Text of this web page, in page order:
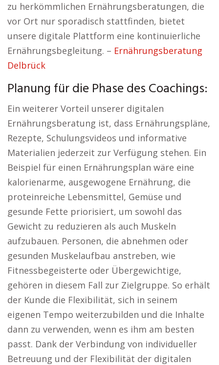
zu herkömmlichen Ernährungsberatungen, die
vor Ort nur sporadisch stattfinden, bietet
unsere digitale Plattform eine kontinuierliche
Ernährungsbegleitung. – Ernährungsberatung
Delbrück
Planung für die Phase des Coachings:
Ein weiterer Vorteil unserer digitalen
Ernährungsberatung ist, dass Ernährungspläne,
Rezepte, Schulungsvideos und informative
Materialien jederzeit zur Verfügung stehen. Ein
Beispiel für einen Ernährungsplan wäre eine
kalorienarme, ausgewogene Ernährung, die
proteinreiche Lebensmittel, Gemüse und
gesunde Fette priorisiert, um sowohl das
Gewicht zu reduzieren als auch Muskeln
aufzubauen. Personen, die abnehmen oder
gesunden Muskelaufbau anstreben, wie
Fitnessbegeisterte oder Übergewichtige,
gehören in diesem Fall zur Zielgruppe. So erhält
der Kunde die Flexibilität, sich in seinem
eigenen Tempo weiterzubilden und die Inhalte
dann zu verwenden, wenn es ihm am besten
passt. Dank der Verbindung von individueller
Betreuung und der Flexibilität der digitalen